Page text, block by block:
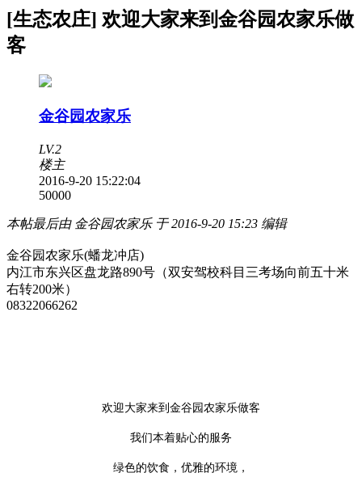
[生态农庄] 欢迎大家来到金谷园农家乐做
客
金谷园农家乐
LV.2
楼主
2016-9-20 15:22:04
50000
本帖最后由 金谷园农家乐 于 2016-9-20 15:23 编辑
金谷园农家乐(蟠龙冲店)
内江市东兴区盘龙路890号（双安驾校科目三考场向前五十米
右转200米）
08322066262
欢迎大家来到金谷园农家乐做客
我们本着贴心的服务
绿色的饮食，优雅的环境，